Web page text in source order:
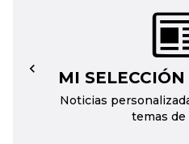
MI
Noticias
temas
←